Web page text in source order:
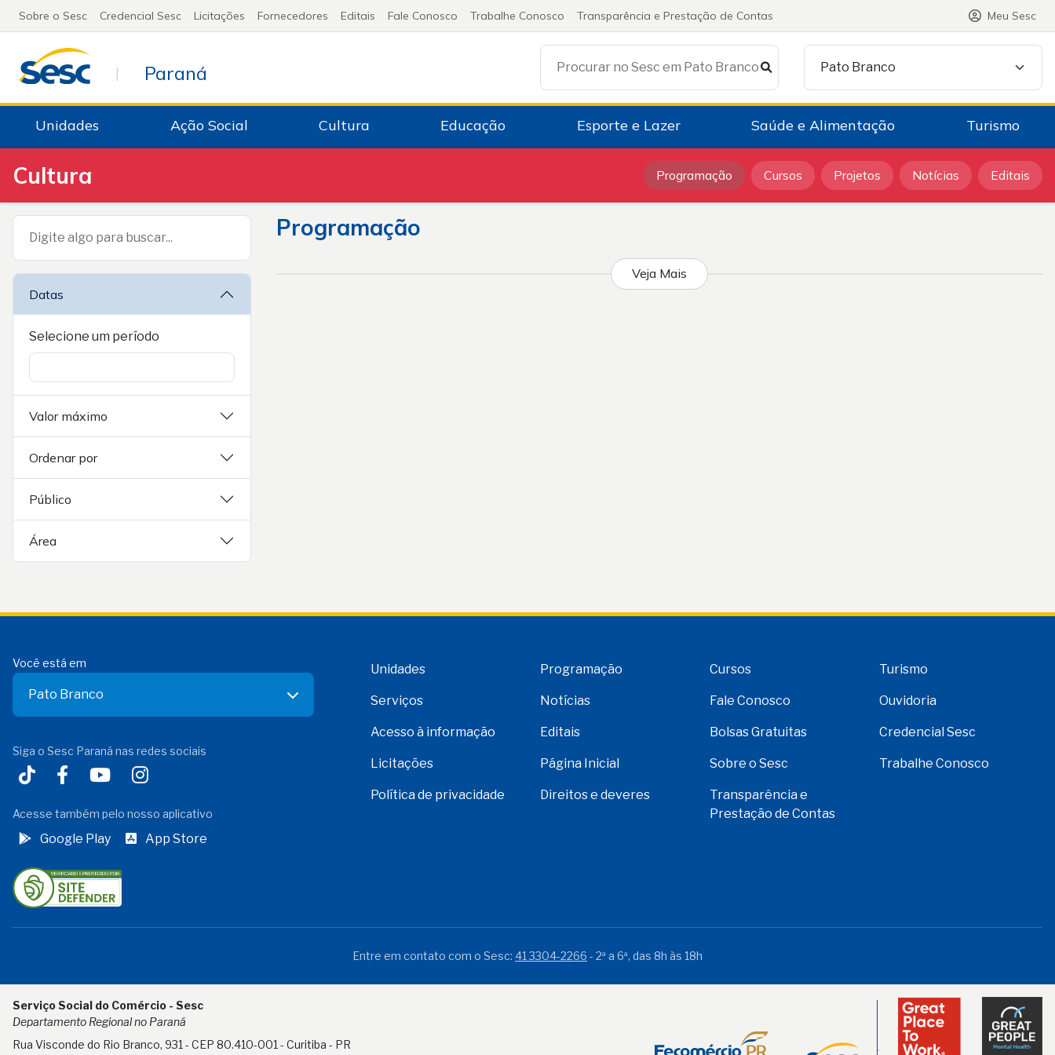
Sobre o Sesc Credencial Sesc Licitações Fornecedores Editais Fale Conosco Trabalhe Conosco Transparência e Prestação de Contas Meu Sesc
Paraná Procurar no Sesc em Pato Branco Pato Branco
Unidades Ação Social Cultura Educação Esporte e Lazer Saúde e Alimentação Turismo
Cultura Programação Cursos Projetos Notícias Editais
Digite algo para buscar...
Datas
Selecione um período
Valor máximo
Ordenar por
Público
Área
Programação
Veja Mais
Você está em
Pato Branco
Siga o Sesc Paraná nas redes sociais
Acesse também pelo nosso aplicativo
Google Play App Store
Unidades Programação Cursos Turismo
Serviços Notícias Fale Conosco Ouvidoria
Acesso à informação Editais Bolsas Gratuitas Credencial Sesc
Licitações Página Inicial Sobre o Sesc Trabalhe Conosco
Política de privacidade Direitos e deveres
Transparência e
Prestação de Contas
Entre em contato com o Sesc: 41 3304-2266 - 2ª a 6ª, das 8h às 18h
Serviço Social do Comércio - Sesc
Departamento Regional no Paraná
Rua Visconde do Rio Branco, 931 - CEP 80.410-001 - Curitiba - PR